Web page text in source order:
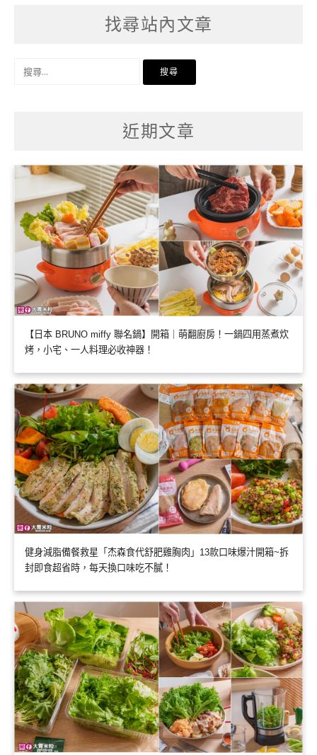
找尋站內文章
近期文章
【日本 BRUNO miffy 聯名鍋】開箱｜萌翻廚房！一鍋四用蒸煮炊
烤，小宅、一人料理必收神器！
健身減脂備餐救星「杰森食代舒肥雞胸肉」13款口味爆汁開箱~拆
封即食超省時，每天換口味吃不膩！